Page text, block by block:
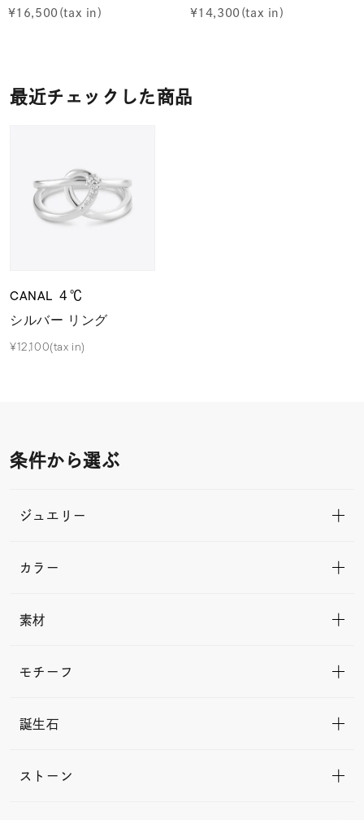
¥16,500 ¥14,300
最近チェックした商品
CANAL ４℃
シルバー リング
¥12,100(tax in)
条件から選ぶ
ジュエリー
カラー
素材
モチーフ
誕生石
ストーン